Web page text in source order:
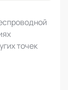
точек